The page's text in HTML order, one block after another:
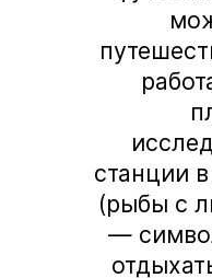
станции
(рыбы с
—